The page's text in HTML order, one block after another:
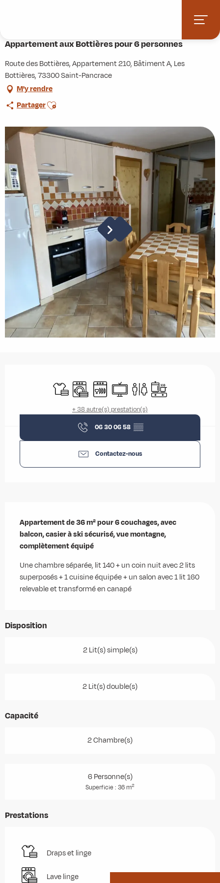
principal
Appartement aux Bottières pour 6 personnes
Route des Bottières, Appartement 210, Bâtiment A, Les
Bottières, 73300 Saint-Pancrace
M'y rendre
PartagerAjouter aux favoris
Draps et linge
Lave lingeLave vaisselle
TélévisionToilettesPlaque de cuisson
+ 38 autre(s) prestation(s)
06 30 06 58 ▒▒
Contactez-nous
Appartement de 36 m² pour 6 couchages, avec
balcon, casier à ski sécurisé, vue montagne,
complètement équipé
Une chambre séparée, lit 140 + un coin nuit avec 2 lits
superposés + 1 cuisine équipée + un salon avec 1 lit 160
relevable et transformé en canapé
Disposition
2 Lit(s) simple(s)
2 Lit(s) double(s)
Capacité
2 Chambre(s)
6 Personne(s)
Superficie : 36 m2
Prestations
Draps et linge
Lave linge